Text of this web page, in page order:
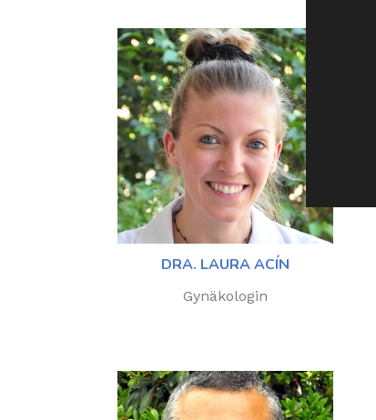
DRA. LAURA ACÍN
Gynäkologin